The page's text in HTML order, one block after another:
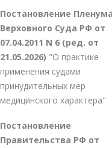
Постановление Пленума
Верховного Суда РФ от
07.04.2011 N 6 (ред. от
21.05.2026) "О практике
применения судами
принудительных мер
медицинского характера"
Постановление
Правительства РФ от